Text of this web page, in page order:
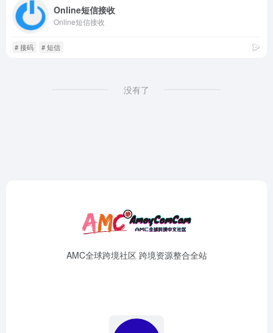
Online短信接收
Online短信接收
# 接码 # 短信
没有了
AMC全球跨境社区 跨境资源整合全站